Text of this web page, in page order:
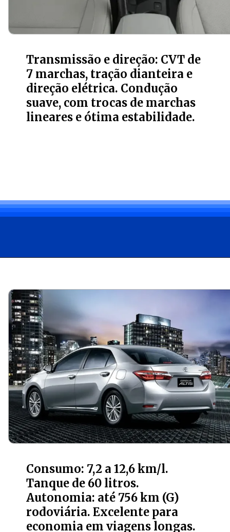
Transmissão e direção: CVT de
7 marchas, tração dianteira e
direção elétrica. Condução
suave, com trocas de marchas
lineares e ótima estabilidade.
Consumo: 7,2 a 12,6 km/l.
Tanque de 60 litros.
Autonomia: até 756 km (G)
rodoviária. Excelente para
economia em viagens longas.